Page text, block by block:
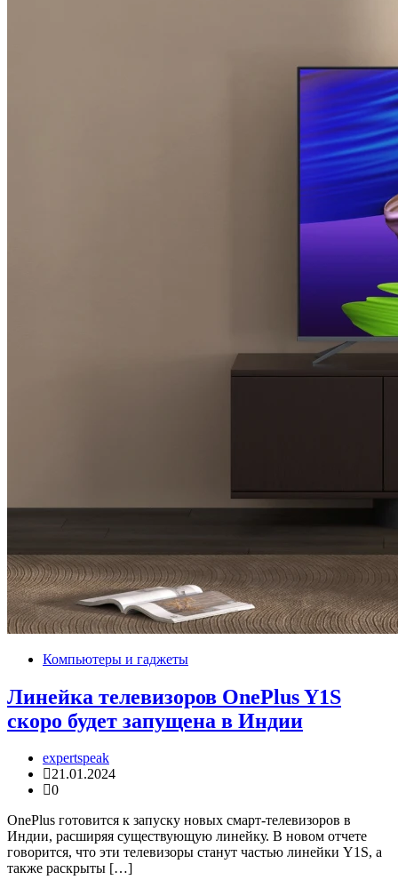
Компьютеры и гаджеты
Линейка телевизоров OnePlus Y1S
скоро будет запущена в Индии
expertspeak
21.01.2024
0
OnePlus готовится к запуску новых смарт-телевизоров в
Индии, расширяя существующую линейку. В новом отчете
говорится, что эти телевизоры станут частью линейки Y1S, а
также раскрыты […]